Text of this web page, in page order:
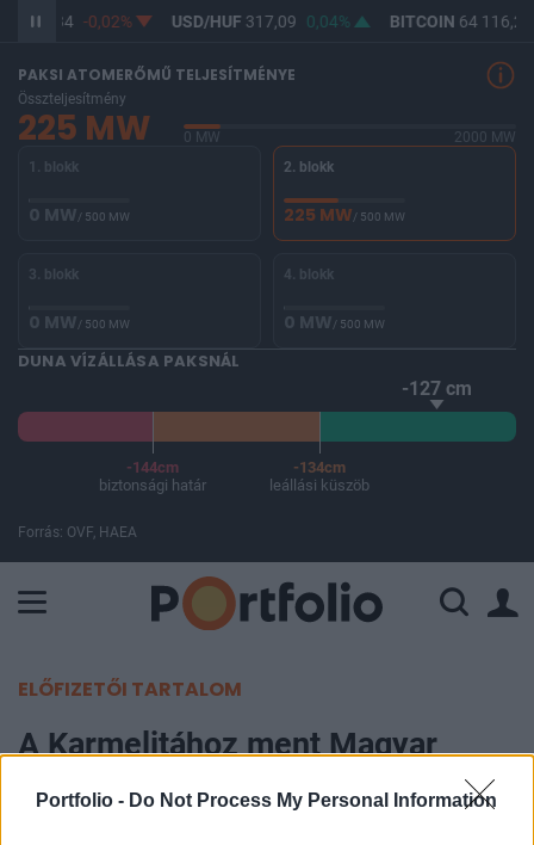
Portfolio - Do Not Process My Personal Information
365,34 -0,02% USD/HUF 317,09 0,04% BITCOIN 64 116,24
PAKSI ATOMERŐMŰ TELJESÍTMÉNYE
Összteljesítmény
225 MW 0 MW
2000 MW
1. blokk
0 MW/ 500 MW
2. blokk
225 MW/ 500 MW
3. blokk
0 MW/ 500 MW
4. blokk
0 MW/ 500 MW
DUNA VÍZÁLLÁSA PAKSNÁL
-127 cm
-144cm
biztonsági határ
-134cm
leállási küszöb
Forrás: OVF, HAEA
ELŐFIZETŐI TARTALOM
A Karmelitához ment Magyar
Péter több miniszterrel